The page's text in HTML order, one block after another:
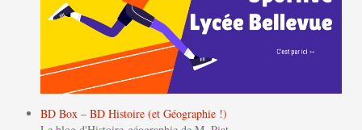
BD Box – BD Histoire (et Géographie !)